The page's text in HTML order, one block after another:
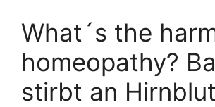
What´s the
homeopathy?
stirbt an